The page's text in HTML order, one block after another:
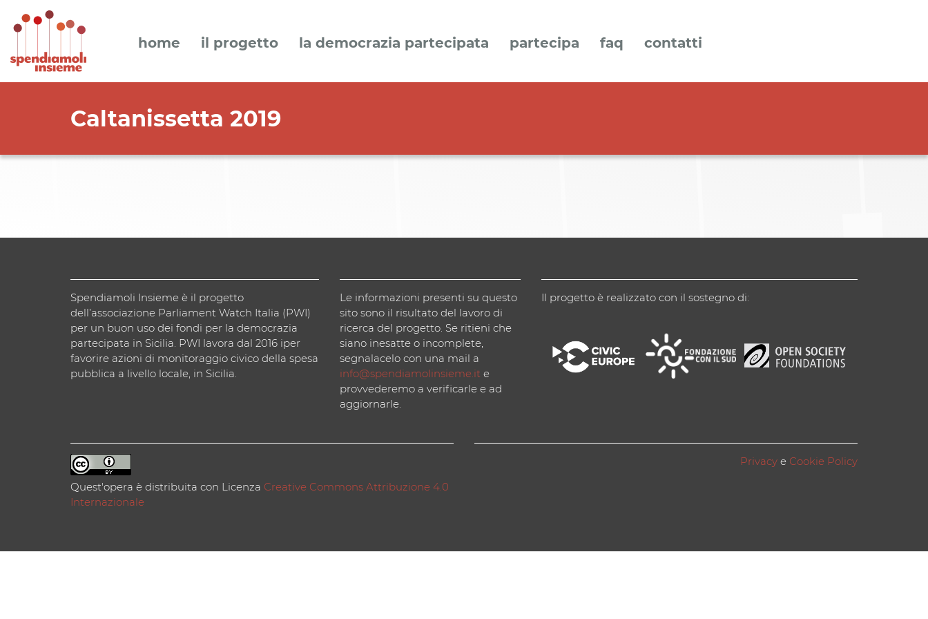
home il progetto la democrazia partecipata partecipa faq contatti
Caltanissetta 2019
Spendiamoli Insieme è il progetto
dell’associazione Parliament Watch Italia (PWI)
per un buon uso dei fondi per la democrazia
partecipata in Sicilia. PWI lavora dal 2016 iper
favorire azioni di monitoraggio civico della spesa
pubblica a livello locale, in Sicilia.
Le informazioni presenti su questo
sito sono il risultato del lavoro di
ricerca del progetto. Se ritieni che
siano inesatte o incomplete,
segnalacelo con una mail a
info@spendiamolinsieme.ite
provvederemo a verificarle e ad
aggiornarle.
Il progetto è realizzato con il sostegno di:
Quest'opera è distribuita con Licenza Creative Commons Attribuzione 4.0
Internazionale
Privacy e Cookie Policy